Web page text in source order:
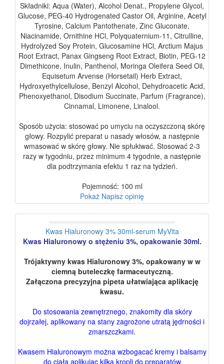
Składniki: Aqua (Water), Alcohol Denat., Propylene Glycol,
Glucose, PEG-40 Hydrogenated Castor Oil, Arginine, Acetyl
Tyrosine, Calcium Pantothenate, Zinc Gluconate,
Niacinamide, Ornithine HCl, Polyquaternium-11, Citrulline,
Hydrolyzed Soy Protein, Glucosamine HCl, Arctium Majus
Root Extract, Panax Gingseng Root Extract, Biotin, PEG-12
Dimethicone, Inulin, Panthenol, Moringa Oleifera Seed Oil,
Equisetum Arvense (Horsetail) Herb Extract,
Hydroxyethylcellulose, Benzyl Alcohol, Dehydroacetic Acid,
Phenoxyethanol, Disodium Succinate, Parfum (Fragrance),
Cinnamal, Limonene, Linalool.
Sposób użycia: stosować po umyciu na oczyszczoną skórę
głowy. Rozpylić preparat u nasady włosów, a następnie
wmasować w skórę głowy. Nie spłukiwać. Stosować 2-3
razy w tygodniu, przez minimum 4 tygodnie, a następnie
dla podtrzymania efektu 1 raz na tydzień.
Pojemność: 100 ml
Pokaż Napisz opinię
Kwas Hialuronowy 3% 30ml-serum MyVita
Kwas Hialuronowy o stężeniu 3%, opakowanie 30ml.
Trójaktywny kwas Hialuronowy 3%, opakowany w w
ciemną buteleczkę farmaceutyczną.
Załączona precyzyjna pipeta ułatwiająca aplikację
kwasu.
Do stosowania zewnętrznego, znakomity dla skóry
dojrzałej, aplikowany na stany zagrożone utratą jędrności i
zmarszczkami.
Kwasem Hialuronowym można wzbogacać kremy i balsamy
do ciała aplikując kilka kropli do preparatów